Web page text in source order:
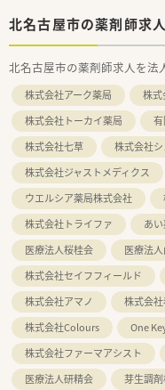
北名古屋市の薬剤師求
北名古屋市の薬剤師求人を法
株式会社アーク薬局 株式
株式会社トーカイ薬局
株式会社七草
株式会社
株式会社ジャストメディクス
ウエルシア薬局株式会社
株式会社トライファ
あ
医療法人桜桂会
医療法
株式会社セイフフィールド
株式会社アマノ
株式会
株式会社Colours
One
株式会社ファーマアシスト
医療法人研精会
芽生調